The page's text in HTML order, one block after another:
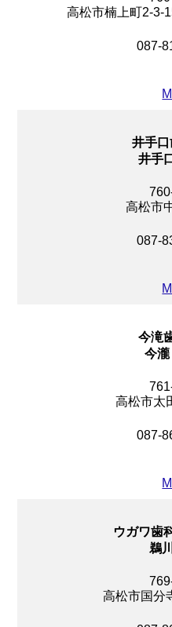
高松市楠上町2-3-
087-
井手
井手
高松市
087-
今滝
今
高松市太
087-
ウガワ歯
鵜
高松市国分